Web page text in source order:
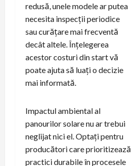
redusă, unele modele ar putea
necesita inspecții periodice
sau curățare mai frecventă
decât altele. Înțelegerea
acestor costuri din start vă
poate ajuta să luați o decizie
mai informată.
Impactul ambiental al
panourilor solare nu ar trebui
neglijat nici el. Optați pentru
producători care prioritizează
practici durabile în procesele